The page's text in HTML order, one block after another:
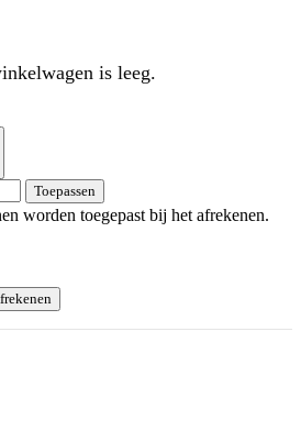
is leeg.
Toepassen
worden toegepast bij het afrekenen.